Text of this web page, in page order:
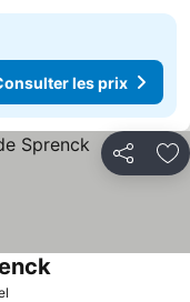
les prix
Partager
Consulter les